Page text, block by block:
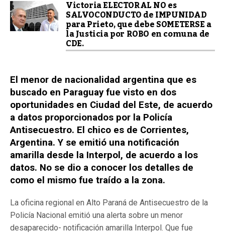
Victoria ELECTORAL NO es
SALVOCONDUCTO de IMPUNIDAD
para Prieto, que debe SOMETERSE a
la Justicia por ROBO en comuna de
CDE.
El menor de nacionalidad argentina que es
buscado en Paraguay fue visto en dos
oportunidades en Ciudad del Este, de acuerdo
a datos proporcionados por la Policía
Antisecuestro. El chico es de Corrientes,
Argentina. Y se emitió una notificación
amarilla desde la Interpol, de acuerdo a los
datos. No se dio a conocer los detalles de
como el mismo fue traído a la zona.
La oficina regional en Alto Paraná de Antisecuestro de la
Policía Nacional emitió una alerta sobre un menor
desaparecido- notificación amarilla Interpol. Que fue